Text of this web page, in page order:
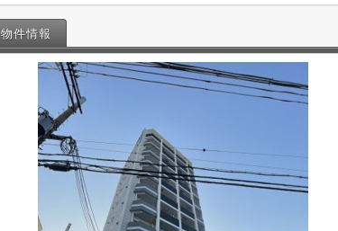
物件情報